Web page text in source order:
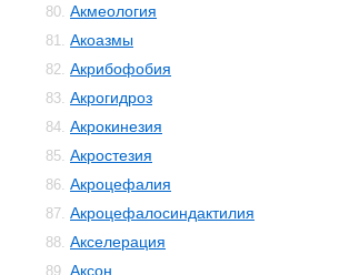
80. Акмеология
81. Акоазмы
82. Акрибофобия
83. Акрогидроз
84. Акрокинезия
85. Акростезия
86. Акроцефалия
87. Акроцефалосиндактилия
88. Акселерация
89. Аксон